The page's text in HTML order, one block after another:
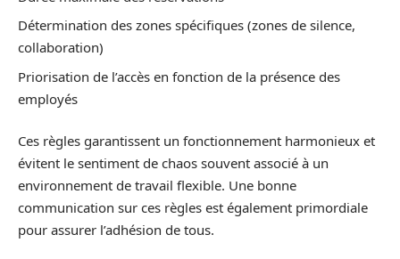
Détermination des zones spécifiques (zones de silence,
collaboration)
Priorisation de l’accès en fonction de la présence des
employés
Ces règles garantissent un fonctionnement harmonieux et
évitent le sentiment de chaos souvent associé à un
environnement de travail flexible. Une bonne
communication sur ces règles est également primordiale
pour assurer l’adhésion de tous.